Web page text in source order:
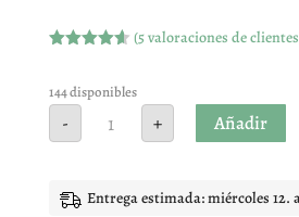
de 5 en
base a
valoracione
(5valoraciones de
144 disponibles
- Zara
cantidad
+ Añadir
Entrega estimada: miércoles 12.